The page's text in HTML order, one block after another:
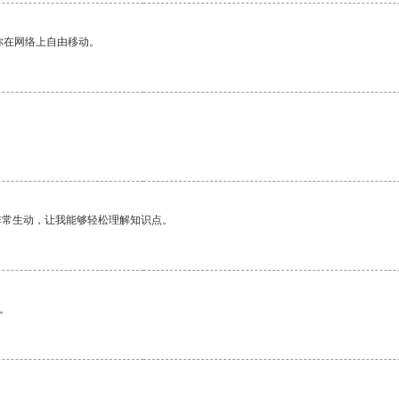
网络上自由移动。
生动，让我能够轻松理解知识点。